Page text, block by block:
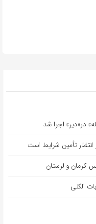
در«دیر» اجرا شد
انتظار تأمین شرایط است
کرمان و لرستان
الکلی